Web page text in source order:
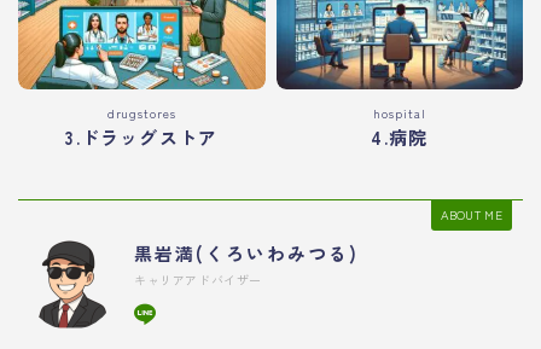
drugstores
3.ドラッグストア
hospital
4.病院
ABOUT ME
黒岩満(くろいわみつる)
キャリアアドバイザー